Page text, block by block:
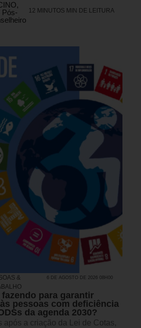
Pós-
12 MINUTOS MIN DE LEITURA
&
6 DE AGOSTO DE 2026 08H00
para garantir
pessoas com deficiência
da agenda 2030?
após a criação da Lei de Cotas,